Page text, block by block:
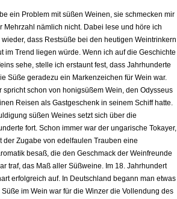
ein Problem mit süßen Weinen, sie schmecken mir
Mehrzahl nämlich nicht. Dabei lese und höre ich
wieder, dass Restsüße bei den heutigen Weintrinkern
im Trend liegen würde. Wenn ich auf die Geschichte
sehe, stelle ich erstaunt fest, dass Jahrhunderte
Süße geradezu ein Markenzeichen für Wein war.
spricht schon von honigsüßem Wein, den Odysseus
Reisen als Gastgeschenk in seinem Schiff hatte.
süßen Weines setzt sich über die
fort. Schon immer war der ungarische Tokayer,
der Zugabe von edelfaulen Trauben eine
besaß, die den Geschmack der Weinfreunde
traf, das Maß aller Süßweine. Im 18. Jahrhundert
erfolgreich auf. In Deutschland begann man etwas
im Wein war für die Winzer die Vollendung des